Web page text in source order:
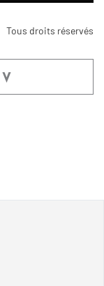
Tous droits réservés